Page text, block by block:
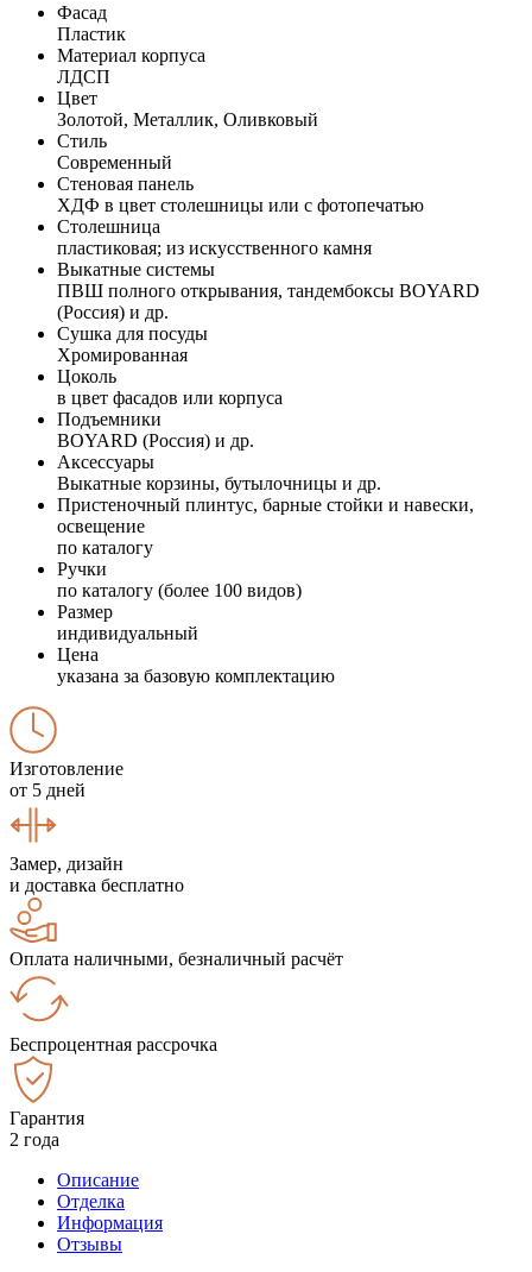
Фасад
Пластик
Материал корпуса
ЛДСП
Цвет
Золотой, Металлик, Оливковый
Стиль
Современный
Стеновая панель
ХДФ в цвет столешницы или с фотопечатью
Столешница
пластиковая; из искусственного камня
Выкатные системы
ПВШ полного открывания, тандембоксы BOYARD
(Россия) и др.
Сушка для посуды
Хромированная
Цоколь
в цвет фасадов или корпуса
Подъемники
BOYARD (Россия) и др.
Аксессуары
Выкатные корзины, бутылочницы и др.
Пристеночный плинтус, барные стойки и навески,
освещение
по каталогу
Ручки
по каталогу (более 100 видов)
Размер
индивидуальный
Цена
указана за базовую комплектацию
Изготовление
от 5 дней
Замер, дизайн
и доставка бесплатно
Оплата наличными, безналичный расчёт
Беспроцентная рассрочка
Гарантия
2 года
Описание
Отделка
Информация
Отзывы